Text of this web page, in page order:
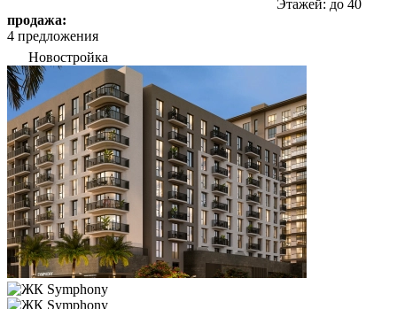
Этажей: до 40
продажа:
4 предложения
Новостройка